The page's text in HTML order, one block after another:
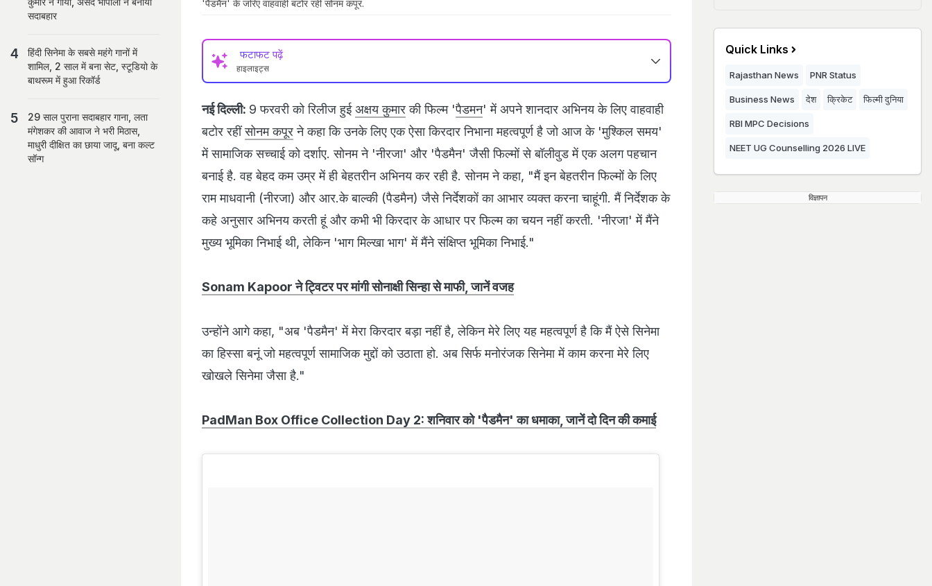
'पैडमैन' के जरिए वाहवाही बटोर रहीं सोनम कपूर.
फटाफट पढ़ें
हाइलाइट्स
नई दिल्ली: 9 फरवरी को रिलीज हुईअक्षय कुमारकी फिल्म 'पैडमन' में अपने शानदार अभिनय के लिए वाहवाही
बटोर रहींसोनम कपूरने कहा कि उनके लिए एक ऐसा किरदार निभाना महत्वपूर्ण है जो आज के 'मुश्किल समय'
में सामाजिक सच्चाई को दर्शाए. सोनम ने 'नीरजा' और 'पैडमैन' जैसी फिल्मों से बॉलीवुड में एक अलग पहचान
बनाई है. वह बेहद कम उम्र में ही बेहतरीन अभिनय कर रही है. सोनम ने कहा, "मैं इन बेहतरीन फिल्मों के लिए
राम माधवानी (नीरजा) और आर.के बाल्की (पैडमैन) जैसे निर्देशकों का आभार व्यक्त करना चाहूंगी. मैं निर्देशक के
कहे अनुसार अभिनय करती हूं और कभी भी किरदार के आधार पर फिल्म का चयन नहीं करती. 'नीरजा' में मैंने
मुख्य भूमिका निभाई थी, लेकिन 'भाग मिल्खा भाग' में मैंने संक्षिप्त भूमिका निभाई."
Sonam Kapoor ने ट्विटर पर मांगी सोनाक्षी सिन्हा से माफी, जानें वजह
उन्होंने आगे कहा, "अब 'पैडमैन' में मेरा किरदार बड़ा नहीं है, लेकिन मेरे लिए यह महत्वपूर्ण है कि मैं ऐसे सिनेमा
का हिस्सा बनूं जो महत्वपूर्ण सामाजिक मुद्दों को उठाता हो. अब सिर्फ मनोरंजक सिनेमा में काम करना मेरे लिए
खोखले सिनेमा जैसा है."
PadMan Box Office Collection Day 2: शनिवार को 'पैडमैन' का धमाका, जानें दो दिन की कमाई
सदाबहार
हिंदी सिनेमा के सबसे महंगे गानों में
शामिल, 2 साल में बना सेट, स्टूडियो के
बाथरूम में हुआ रिकॉर्ड
29 साल पुराना सदाबहार गाना, लता
मंगेशकर की आवाज ने भरी मिठास,
माधुरी दीक्षित का छाया जादू, बना कल्ट
सॉन्ग
Quick Links
Rajasthan News PNR Status
Business News देश क्रिकेट फिल्मी दुनिया
RBI MPC Decisions
NEET UG Counselling 2026 LIVE
विज्ञापन